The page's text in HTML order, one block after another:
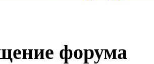
форума